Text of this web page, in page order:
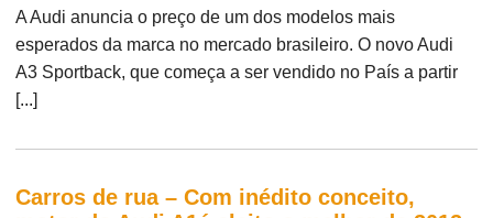
A Audi anuncia o preço de um dos modelos mais
esperados da marca no mercado brasileiro. O novo Audi
A3 Sportback, que começa a ser vendido no País a partir
[...]
Carros de rua – Com inédito conceito,